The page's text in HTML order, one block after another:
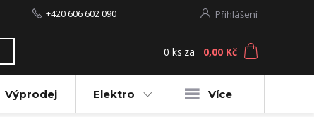
Přihlášení
+420 606 602 090
0 ks za 0,00 Kč
Výprodej Elektro Více